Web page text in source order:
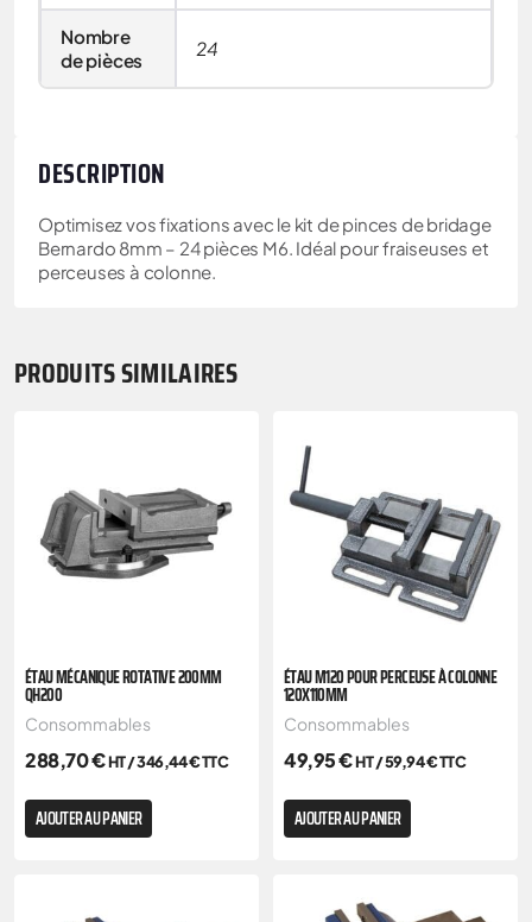
Nombre
de pièces
24
DESCRIPTION
Optimisez vos fixations avec le kit de pinces de bridage
Bernardo 8mm – 24 pièces M6. Idéal pour fraiseuses et
perceuses à colonne.
PRODUITS SIMILAIRES
ÉTAU MÉCANIQUE ROTATIVE 200MM
QH200
Consommables
288,70€HT /346,44€TTC
AJOUTER AU PANIER
ÉTAU M120 POUR PERCEUSE À COLONNE
120X110MM
Consommables
49,95€HT /59,94€TTC
AJOUTER AU PANIER